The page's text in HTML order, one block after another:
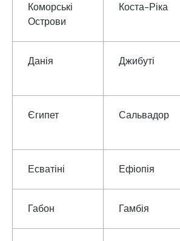
Коморські
Острови
Коста-Ріка
Данія Джибуті
Єгипет Сальвадор
Есватіні Ефіопія
Габон Гамбія